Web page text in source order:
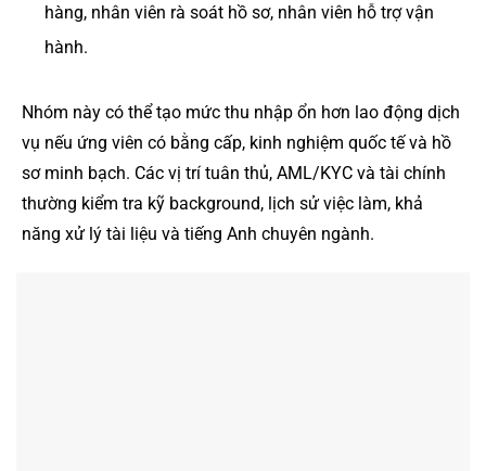
hàng, nhân viên rà soát hồ sơ, nhân viên hỗ trợ vận
hành.
Nhóm này có thể tạo mức thu nhập ổn hơn lao động dịch
vụ nếu ứng viên có bằng cấp, kinh nghiệm quốc tế và hồ
sơ minh bạch. Các vị trí tuân thủ, AML/KYC và tài chính
thường kiểm tra kỹ background, lịch sử việc làm, khả
năng xử lý tài liệu và tiếng Anh chuyên ngành.